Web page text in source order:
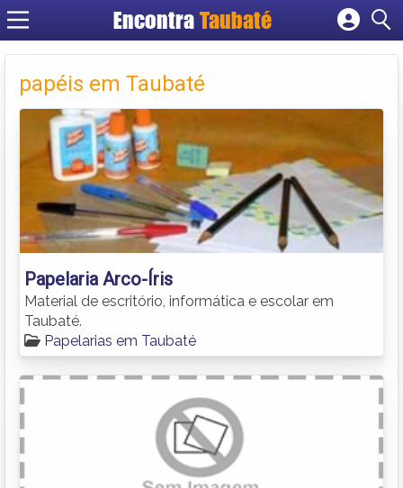
EncontraTaubaté
Cadastrar empresa
Criar conta
papéis em Taubaté
Papelaria Arco-Íris
Material de escritório, informática e escolar em
Taubaté.
Papelarias em Taubaté